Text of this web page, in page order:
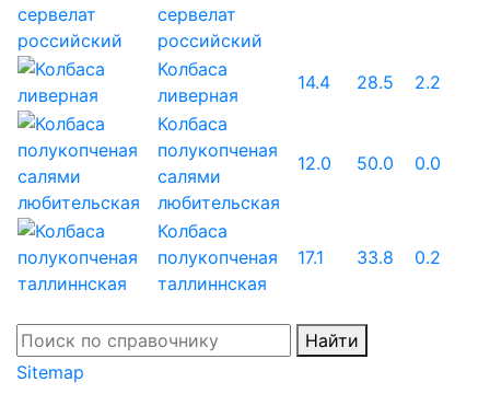
сервелат
российский
Колбаса
ливерная
14.4 28.5
2.2
Колбаса
полукопченая
салями
любительская
12.0 50.0 0.0
Колбаса
полукопченая
таллиннская
17.1 33.8 0.2
Найти
Sitemap